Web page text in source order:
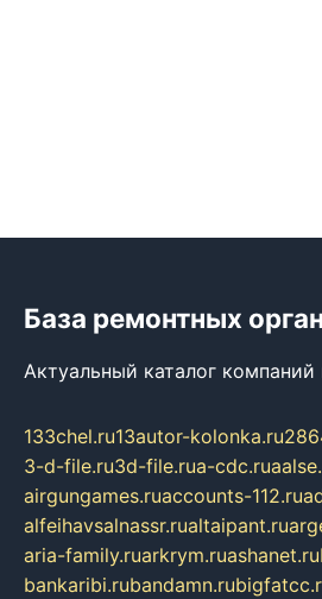
База ремонтных
Актуальный каталог
133chel.ru13autor-kolonka.ru
3-d-file.ru3d-file.rua-cdc.ru
airgungames.ruaccounts-112.ru
alfeihavsalnassr.rualtaipant.ru
aria-family.ruarkrym.ruashanet.ru
bankaribi.rubandamn.ru